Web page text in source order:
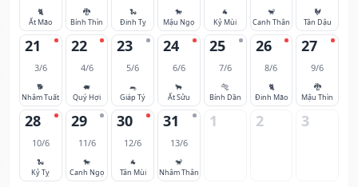
🐈
Ất Mão
🐉
Bính Thìn
🐍
Đinh Tỵ
🐎
Mậu Ngọ
🐐
Kỷ Mùi
🐒
Canh Thân
🐓
Tân Dậu
21
3/6
🐕
Nhâm Tuất
22
4/6
🐖
Quý Hợi
23
5/6
🐀
Giáp Tý
24
6/6
🐂
Ất Sửu
25
7/6
🐅
Bính Dần
26
8/6
🐈
Đinh Mão
27
9/6
🐉
Mậu Thìn
28
10/6
🐍
Kỷ Tỵ
29
11/6
🐎
Canh Ngọ
30
12/6
🐐
Tân Mùi
31
13/6
🐒
Nhâm Thân
1 2 3